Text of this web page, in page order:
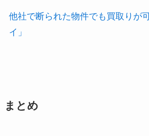
他社で断られた物件でも買取りが
イ」
まとめ